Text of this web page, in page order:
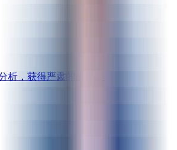
析，获得严肃的成果。